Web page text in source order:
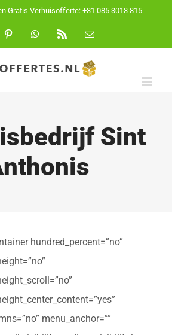
Gratis Verhuisofferte: +31 085 3013 815
Pinterest WhatsApp
E-
Sint
hundred_percent=”no”
menu_anchor=””